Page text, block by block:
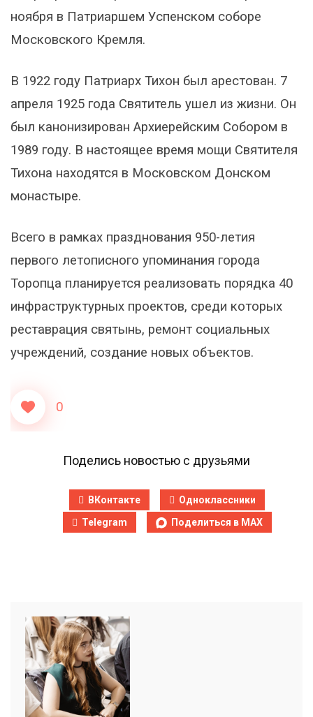
ноября в Патриаршем Успенском соборе
Московского Кремля.
В 1922 году Патриарх Тихон был арестован. 7
апреля 1925 года Святитель ушел из жизни. Он
был канонизирован Архиерейским Собором в
1989 году. В настоящее время мощи Святителя
Тихона находятся в Московском Донском
монастыре.
Всего в рамках празднования 950-летия
первого летописного упоминания города
Торопца планируется реализовать порядка 40
инфраструктурных проектов, среди которых
реставрация святынь, ремонт социальных
учреждений, создание новых объектов.
0
Поделись новостью с друзьями
ВКонтакте
Одноклассники
Telegram
Поделиться в MAX